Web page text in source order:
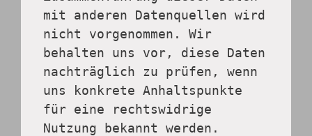
mit anderen Datenquellen wird
nicht vorgenommen. Wir
behalten uns vor, diese Daten
nachträglich zu prüfen, wenn
uns konkrete Anhaltspunkte
für eine rechtswidrige
Nutzung bekannt werden.